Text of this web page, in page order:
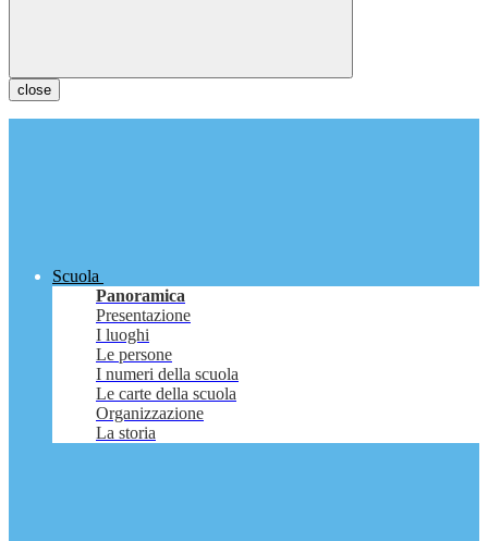
close
Scuola
Panoramica
Presentazione
I luoghi
Le persone
I numeri della scuola
Le carte della scuola
Organizzazione
La storia